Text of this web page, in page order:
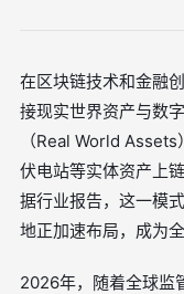
在区块链技术和金融
接现实世界资产与数
（Real World
伏电站等实体资产上
据行业报告，这一模
地正加速布局，成为全
2026年，随着全球监